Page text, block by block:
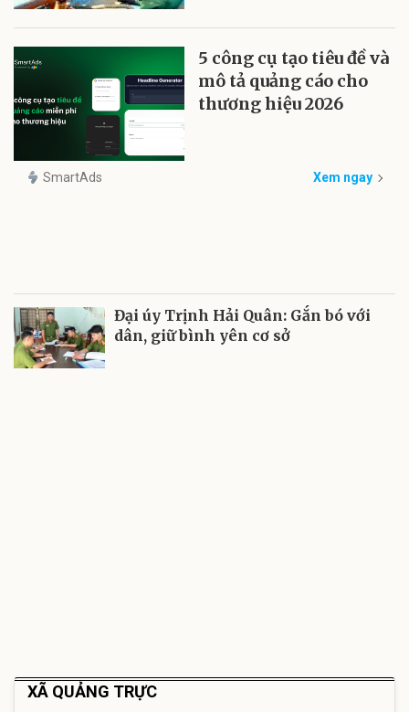
5 công cụ tạo tiêu đề và
mô tả quảng cáo cho
thương hiệu 2026
SmartAds Xem ngay
Đại úy Trịnh Hải Quân: Gắn bó với
dân, giữ bình yên cơ sở
XÃ QUẢNG TRỰC